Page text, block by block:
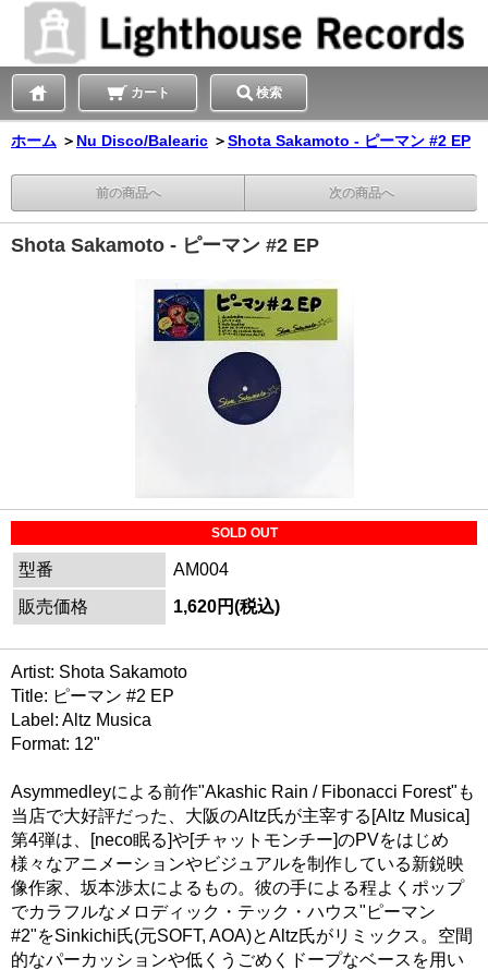
カート 検索
ホーム ＞ Nu Disco/Balearic ＞Shota Sakamoto - ピーマン #2 EP
前の商品へ 次の商品へ
Shota Sakamoto - ピーマン #2 EP
SOLD OUT
型番
AM004
販売価格
1,620円(税込)
Artist: Shota Sakamoto
Title: ピーマン #2 EP
Label: Altz Musica
Format: 12"
Asymmedleyによる前作"Akashic Rain / Fibonacci Forest"も
当店で大好評だった、大阪のAltz氏が主宰する[Altz Musica]
第4弾は、[neco眠る]や[チャットモンチー]のPVをはじめ
様々なアニメーションやビジュアルを制作している新鋭映
像作家、坂本渉太によるもの。彼の手による程よくポップ
でカラフルなメロディック・テック・ハウス"ピーマン
#2"をSinkichi氏(元SOFT, AOA)とAltz氏がリミックス。空間
的なパーカッションや低くうごめくドープなベースを用い